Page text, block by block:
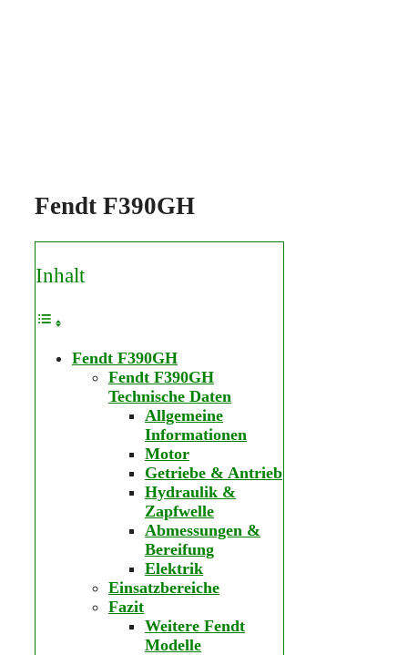
Fendt F390GH
Inhalt
Fendt F390GH
Fendt F390GH
Technische Daten
Allgemeine
Informationen
Motor
Getriebe & Antrieb
Hydraulik &
Zapfwelle
Abmessungen &
Bereifung
Elektrik
Einsatzbereiche
Fazit
Weitere Fendt
Modelle